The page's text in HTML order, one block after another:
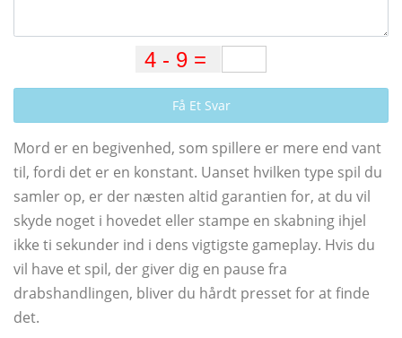
Få Et Svar
Mord er en begivenhed, som spillere er mere end vant
til, fordi det er en konstant. Uanset hvilken type spil du
samler op, er der næsten altid garantien for, at du vil
skyde noget i hovedet eller stampe en skabning ihjel
ikke ti sekunder ind i dens vigtigste gameplay. Hvis du
vil have et spil, der giver dig en pause fra
drabshandlingen, bliver du hårdt presset for at finde
det.